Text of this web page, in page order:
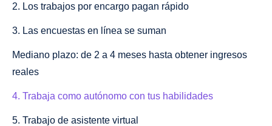
2. Los trabajos por encargo pagan rápido
3. Las encuestas en línea se suman
Mediano plazo: de 2 a 4 meses hasta obtener ingresos
reales
4. Trabaja como autónomo con tus habilidades
5. Trabajo de asistente virtual